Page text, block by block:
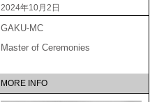
2024年10月2日
GAKU-MC
Master of Ceremonies
MORE INFO